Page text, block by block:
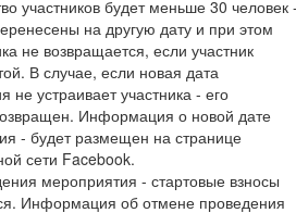
участников будет меньше 30 человек
на другую дату и при этом
не возвращается, если участник
В случае, если новая дата
не устраивает участника - его
Информация о новой дате
- будет размещен на странице
сети Facebook.
мероприятия - стартовые взносы
Информация об отмене проведения